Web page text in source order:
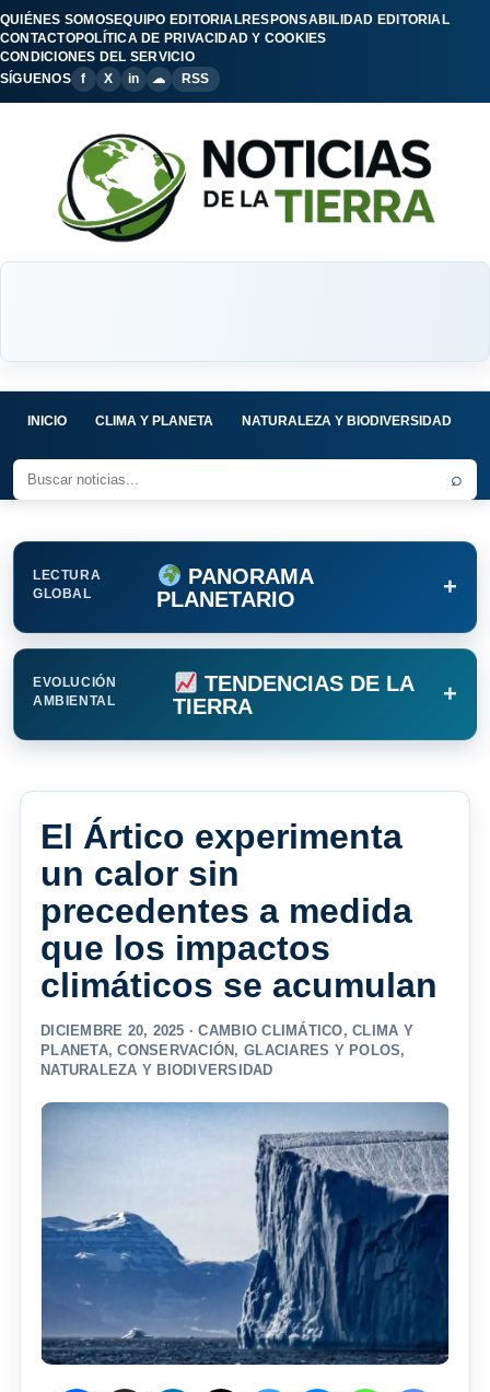
QUIÉNES SOMOSEQUIPO EDITORIALRESPONSABILIDAD EDITORIAL
CONTACTOPOLÍTICA DE PRIVACIDAD Y COOKIES
CONDICIONES DEL SERVICIO
SÍGUENOS
f X in ☁ RSS
INICIO CLIMA Y PLANETA NATURALEZA Y BIODIVERSIDAD
⌕
LECTURA
GLOBAL
PANORAMA
PLANETARIO
+
EVOLUCIÓN
AMBIENTAL
TENDENCIAS DE LA
TIERRA
+
El Ártico experimenta
un calor sin
precedentes a medida
que los impactos
climáticos se acumulan
DICIEMBRE 20, 2025 ·CAMBIO CLIMÁTICO,CLIMA Y
PLANETA,CONSERVACIÓN ,GLACIARES Y POLOS,
NATURALEZA Y BIODIVERSIDAD